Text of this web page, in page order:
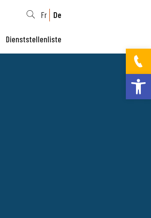
Fr De
Dienststellenliste